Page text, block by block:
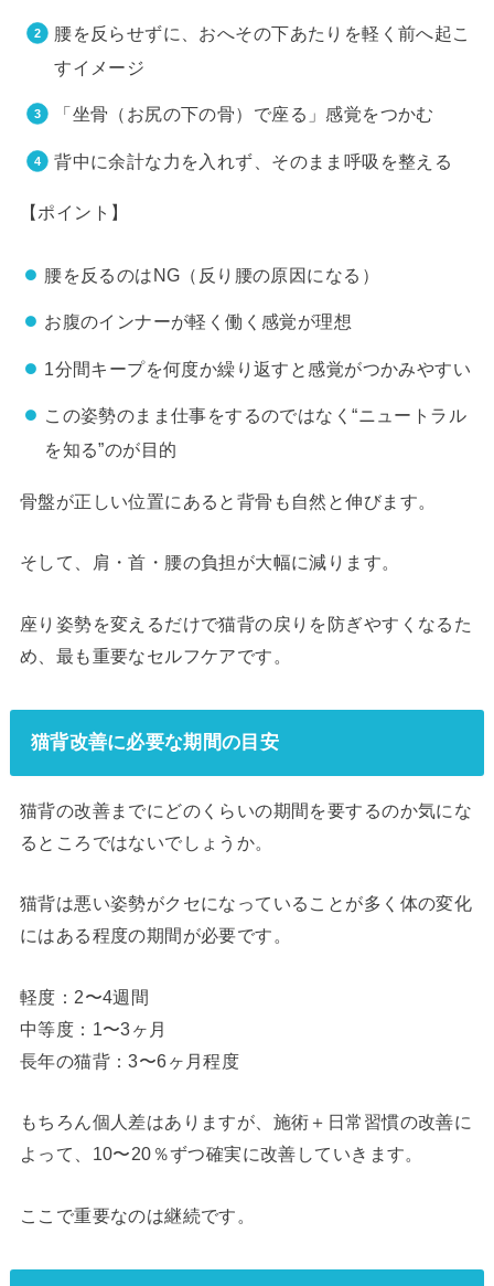
腰を反らせずに、おへその下あたりを軽く前へ起こ
すイメージ
「坐骨（お尻の下の骨）で座る」感覚をつかむ
背中に余計な力を入れず、そのまま呼吸を整える
【ポイント】
腰を反るのはNG（反り腰の原因になる）
お腹のインナーが軽く働く感覚が理想
1分間キープを何度か繰り返すと感覚がつかみやすい
この姿勢のまま仕事をするのではなく“ニュートラル
を知る”のが目的
骨盤が正しい位置にあると背骨も自然と伸びます。
そして、肩・首・腰の負担が大幅に減ります。
座り姿勢を変えるだけで猫背の戻りを防ぎやすくなるた
め、最も重要なセルフケアです。
猫背改善に必要な期間の目安
猫背の改善までにどのくらいの期間を要するのか気にな
るところではないでしょうか。
猫背は悪い姿勢がクセになっていることが多く体の変化
にはある程度の期間が必要です。
軽度：2〜4週間
中等度：1〜3ヶ月
長年の猫背：3〜6ヶ月程度
もちろん個人差はありますが、施術＋日常習慣の改善に
よって、10〜20％ずつ確実に改善していきます。
ここで重要なのは継続です。